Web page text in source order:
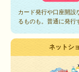
カード発行や口座開設
るものも。普通に発行
ネットシ